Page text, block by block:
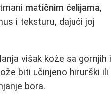
matičnim ćelijama,
i teksturu, dajući joj
višak kože sa gornjih i
biti učinjeno hirurški ili
bora.